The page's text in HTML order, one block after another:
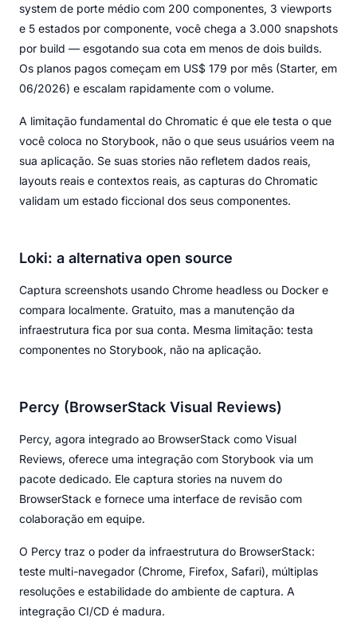
system de porte médio com 200 componentes, 3 viewports
e 5 estados por componente, você chega a 3.000 snapshots
por build — esgotando sua cota em menos de dois builds.
Os planos pagos começam em US$ 179 por mês (Starter, em
06/2026) e escalam rapidamente com o volume.
A limitação fundamental do Chromatic é que ele testa o que
você coloca no Storybook, não o que seus usuários veem na
sua aplicação. Se suas stories não refletem dados reais,
layouts reais e contextos reais, as capturas do Chromatic
validam um estado ficcional dos seus componentes.
Loki: a alternativa open source
Captura screenshots usando Chrome headless ou Docker e
compara localmente. Gratuito, mas a manutenção da
infraestrutura fica por sua conta. Mesma limitação: testa
componentes no Storybook, não na aplicação.
Percy (BrowserStack Visual Reviews)
Percy, agora integrado ao BrowserStack como Visual
Reviews, oferece uma integração com Storybook via um
pacote dedicado. Ele captura stories na nuvem do
BrowserStack e fornece uma interface de revisão com
colaboração em equipe.
O Percy traz o poder da infraestrutura do BrowserStack:
teste multi-navegador (Chrome, Firefox, Safari), múltiplas
resoluções e estabilidade do ambiente de captura. A
integração CI/CD é madura.